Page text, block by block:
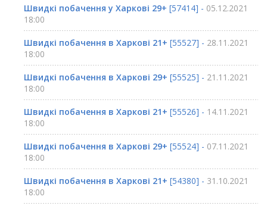
Швидкі побачення у Харкові 29+ [57414] - 05.12.2021
18:00
Швидкі побачення в Харкові 21+ [55527] - 28.11.2021
18:00
Швидкі побачення в Харкові 29+ [55525] - 21.11.2021
18:00
Швидкі побачення в Харкові 21+ [55526] - 14.11.2021
18:00
Швидкі побачення в Харкові 29+ [55524] - 07.11.2021
18:00
Швидкі побачення в Харкові 21+ [54380] - 31.10.2021
18:00